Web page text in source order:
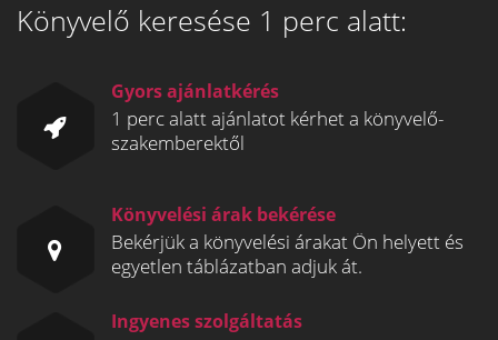
Könyvelő keresése 1 perc alatt:
Gyors ajánlatkérés
1 perc alatt ajánlatot kérhet a könyvelő-
szakemberektől
Könyvelési árak bekérése
Bekérjük a könyvelési árakat Ön helyett és
egyetlen táblázatban adjuk át.
Ingyenes szolgáltatás